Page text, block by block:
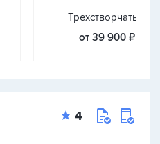
Трехстворчатые
от 39 900 ₽
4